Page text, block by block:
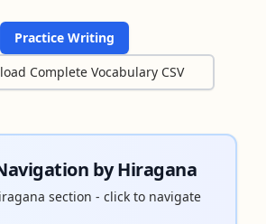
Practice Writing
Complete Vocabulary CSV
by Hiragana
section - click to navigate